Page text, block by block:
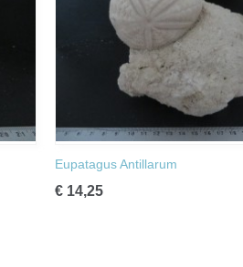
Eupatagus Antillarum
€ 14,25